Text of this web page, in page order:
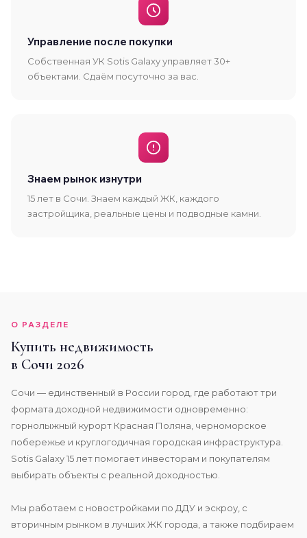
Управление после покупки
Собственная УК Sotis Galaxy управляет 30+
объектами. Сдаём посуточно за вас.
Знаем рынок изнутри
15 лет в Сочи. Знаем каждый ЖК, каждого
застройщика, реальные цены и подводные камни.
О РАЗДЕЛЕ
Купить недвижимость
в Сочи 2026
Сочи — единственный в России город, где работают три
формата доходной недвижимости одновременно:
горнолыжный курорт Красная Поляна, черноморское
побережье и круглогодичная городская инфраструктура.
Sotis Galaxy 15 лет помогает инвесторам и покупателям
выбирать объекты с реальной доходностью.
Мы работаем с новостройками по ДДУ и эскроу, с
вторичным рынком в лучших ЖК города, а также подбираем